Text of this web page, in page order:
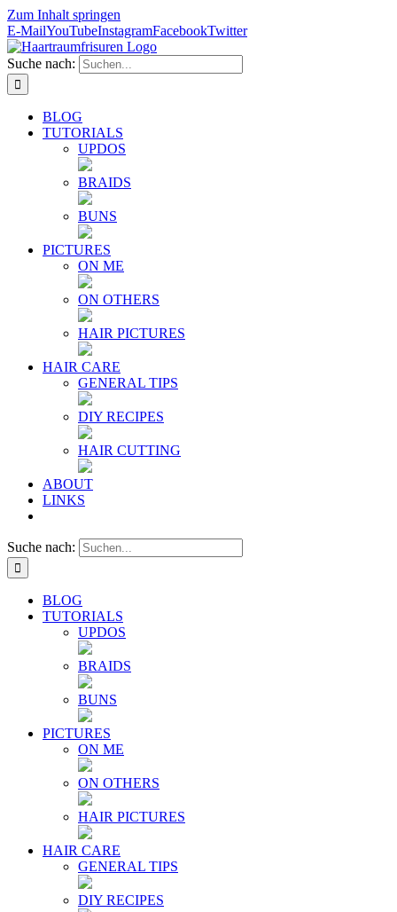
Zum Inhalt springen
E-MailYouTubeInstagramFacebookTwitter
Suche nach:
BLOG
TUTORIALS
UPDOS
BRAIDS
BUNS
PICTURES
ON ME
ON OTHERS
HAIR PICTURES
HAIR CARE
GENERAL TIPS
DIY RECIPES
HAIR CUTTING
ABOUT
LINKS
Suche nach:
BLOG
TUTORIALS
UPDOS
BRAIDS
BUNS
PICTURES
ON ME
ON OTHERS
HAIR PICTURES
HAIR CARE
GENERAL TIPS
DIY RECIPES